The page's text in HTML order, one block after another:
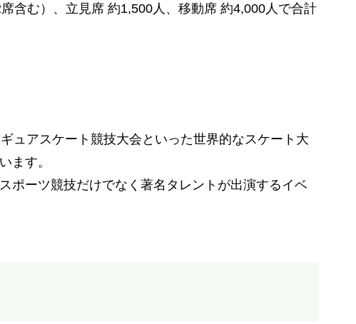
含む）、立見席 約1,500人、移動席 約4,000人で合計
ュアスケート競技大会といった世界的なスケート大
ます。
ポーツ競技だけでなく著名タレントが出演するイベ